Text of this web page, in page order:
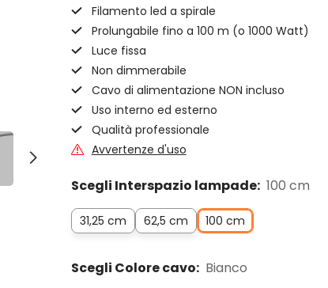
Filamento led a spirale
Prolungabile fino a 100 m (o 1000 Watt)
Luce fissa
Non dimmerabile
Cavo di alimentazione NON incluso
Uso interno ed esterno
Qualità professionale
Avvertenze d'uso
Scegli Interspazio lampade: 100 cm
31,25 cm 62,5 cm 100 cm
Scegli Colore cavo: Bianco